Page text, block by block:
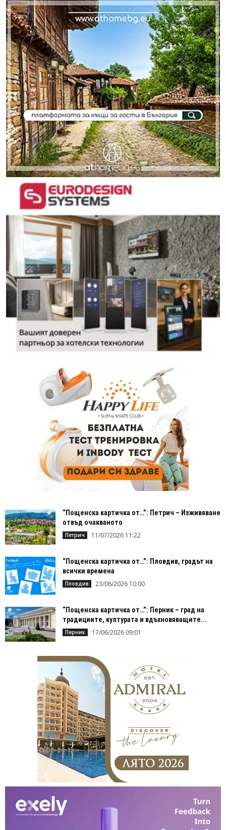
“Пощенска картичка от…”: Петрич – Изживяване
отвъд очакваното
Петрич 11/07/2026 11:22
“Пощенска картичка от…”: Пловдив, градът на
всички времена
Пловдив 23/06/2026 10:00
“Пощенска картичка от…”: Перник – град на
традициите, културата и вдъхновяващите...
Перник 17/06/2026 09:01